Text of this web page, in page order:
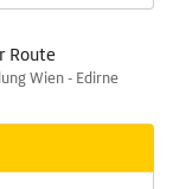
Route
Wien - Edirne